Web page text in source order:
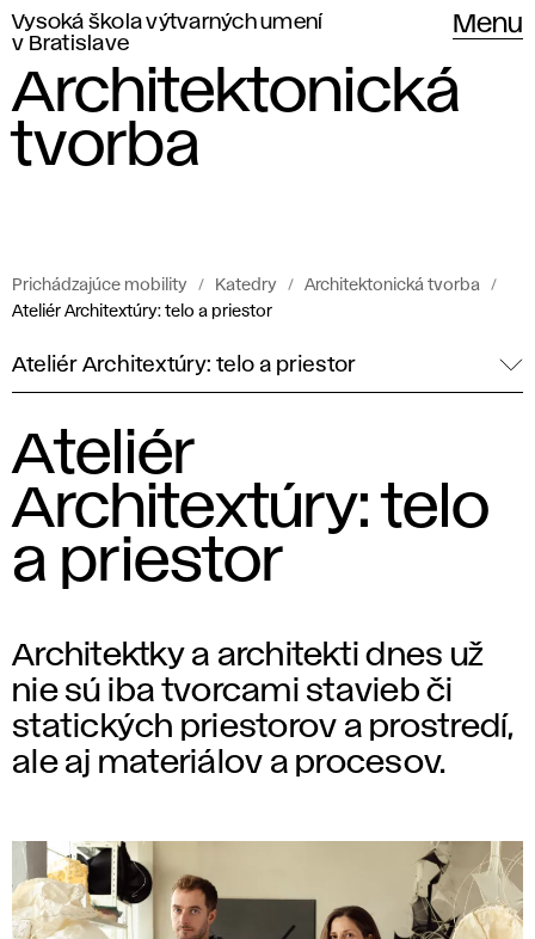
Vysoká škola výtvarných umení
v Bratislave
Menu
Architektonická
tvorba
Prichádzajúce mobility Katedry
Architektonická tvorba
Ateliér Architextúry: telo a priestor
Ateliér Architextúry: telo a priestor
Ateliér
Architextúry: telo
a priestor
Architektky a architekti dnes už
nie sú iba tvorcami stavieb či
statických priestorov a prostredí,
ale aj materiálov a procesov.